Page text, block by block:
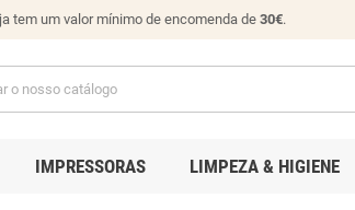
tem um valor mínimo de encomenda de30€.
IMPRESSORAS LIMPEZA & HIGIENE